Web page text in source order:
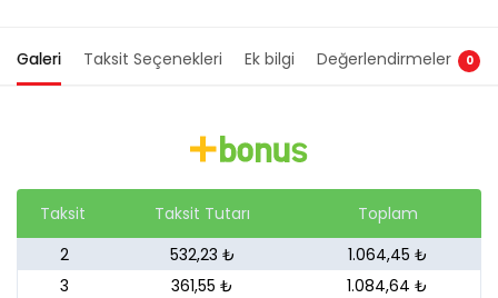
Galeri Taksit Seçenekleri Ek bilgi Değerlendirmeler 0
Taksit Taksit Tutarı
Toplam
2
532,23 ₺
1.064,45 ₺
3
361,55 ₺
1.084,64 ₺